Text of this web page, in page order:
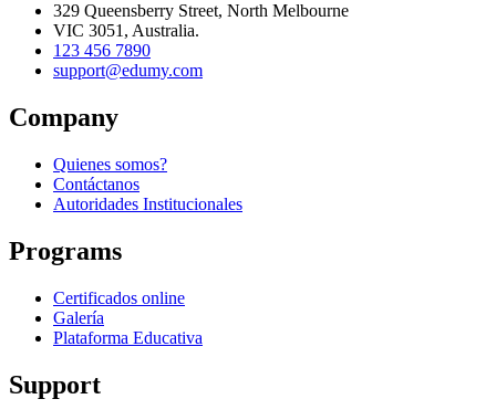
329 Queensberry Street, North Melbourne
VIC 3051, Australia.
123 456 7890
support@edumy.com
Company
Quienes somos?
Contáctanos
Autoridades Institucionales
Programs
Certificados online
Galería
Plataforma Educativa
Support